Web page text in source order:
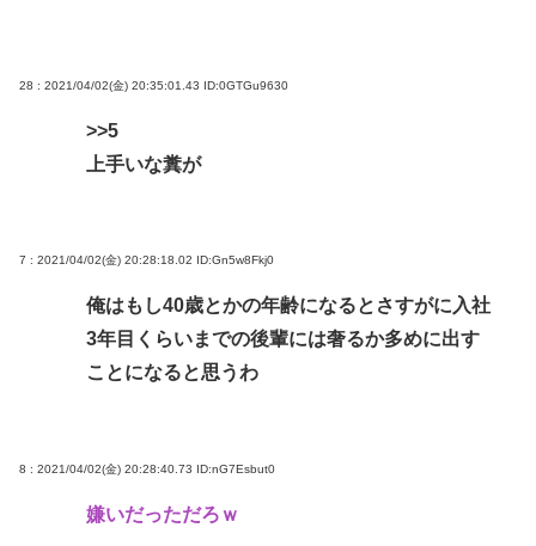
28 : 2021/04/02(金) 20:35:01.43 ID:0GTGu9630
>>5
上手いな糞が
7 : 2021/04/02(金) 20:28:18.02 ID:Gn5w8Fkj0
俺はもし40歳とかの年齢になるとさすがに入社
3年目くらいまでの後輩には奢るか多めに出す
ことになると思うわ
8 : 2021/04/02(金) 20:28:40.73 ID:nG7Esbut0
嫌いだっただろｗ